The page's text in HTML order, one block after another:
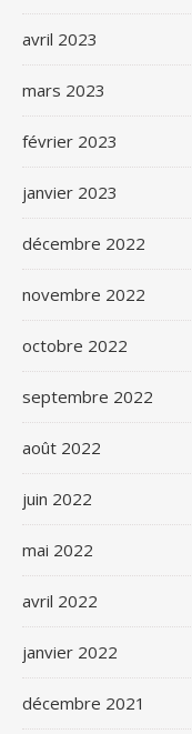
avril 2023
mars 2023
février 2023
janvier 2023
décembre 2022
novembre 2022
octobre 2022
septembre 2022
août 2022
juin 2022
mai 2022
avril 2022
janvier 2022
décembre 2021